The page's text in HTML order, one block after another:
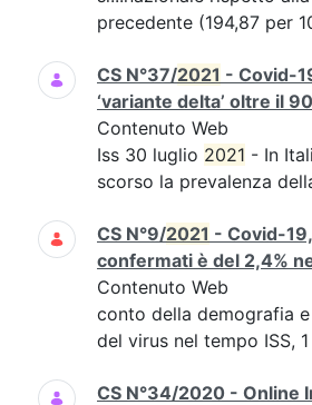
precedente (194,87 per
CS N°37/2021 - Covid-
‘variante delta’ oltre il
Contenuto Web
Iss 30 luglio 2021 - In
scorso la prevalenza
CS N°9/2021 - Covid-
confermati è del 2,4%
Contenuto Web
conto della demografia
del virus nel tempo ISS,
CS N°34/2020 - Online